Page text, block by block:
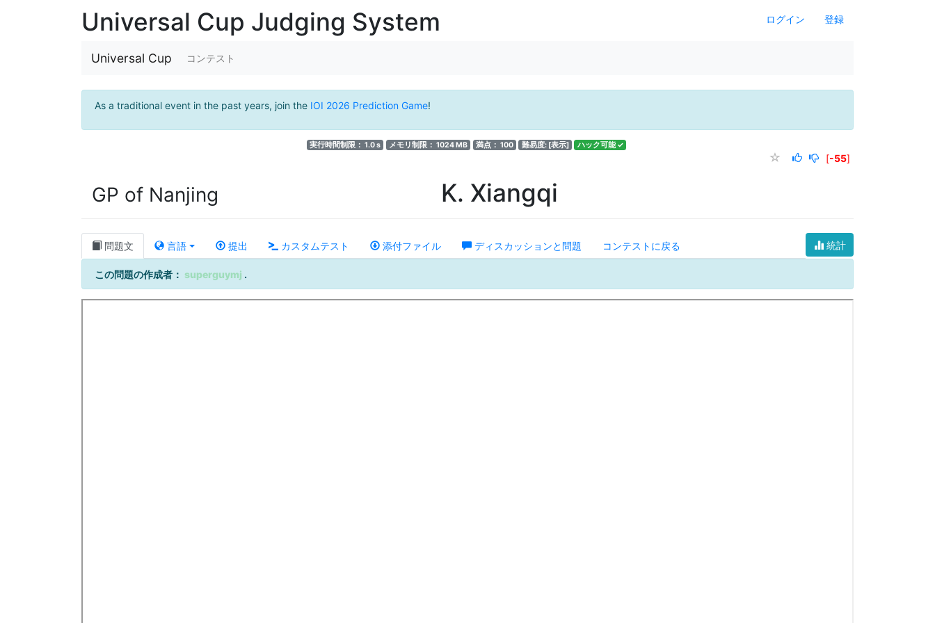
ログイン 登録
Universal Cup Judging System
Universal Cup コンテスト
As a traditional event in the past years, join the IOI 2026 Prediction Game!
実行時間制限： 1.0 s メモリ制限： 1024 MB 満点： 100 難易度: [表示] ハック可能 ✓
[-55]
GP of Nanjing K. Xiangqi
統計
問題文 言語 提出 カスタムテスト 添付ファイル ディスカッションと問題 コンテストに戻る
この問題の作成者： superguymj .